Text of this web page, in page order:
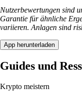
Nutzerbewertungen sind
Garantie für ähnliche
variieren. Anlagen sind
App herunterladen
Guides und
Krypto meistern